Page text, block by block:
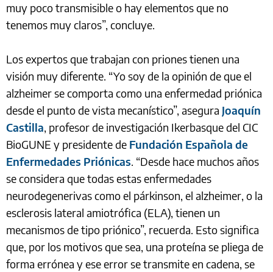
muy poco transmisible o hay elementos que no
tenemos muy claros”, concluye.
Los expertos que trabajan con priones tienen una
visión muy diferente. “Yo soy de la opinión de que el
alzheimer se comporta como una enfermedad priónica
desde el punto de vista mecanístico”, asegura Joaquín
Castilla, profesor de investigación Ikerbasque del CIC
BioGUNE y presidente de Fundación Española de
Enfermedades Priónicas. “Desde hace muchos años
se considera que todas estas enfermedades
neurodegenerivas como el párkinson, el alzheimer, o la
esclerosis lateral amiotrófica (ELA), tienen un
mecanismos de tipo priónico”, recuerda. Esto significa
que, por los motivos que sea, una proteína se pliega de
forma errónea y ese error se transmite en cadena, se